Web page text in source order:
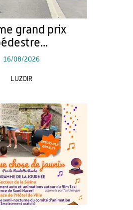
grand prix
16/08/2026
LUZOIR